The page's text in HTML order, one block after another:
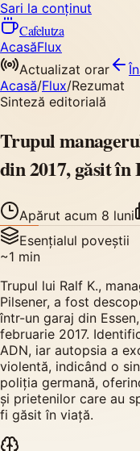
Sari la conținut
Cafelutza
AcasăFlux
Actualizat orar
Acasă/Flux/Rezumat
Sinteză editorială
Trupul
din 2017, găsit în
Apărut acum 8 luni
Esențialul poveștii
~1 min
Trupul lui Ralf K.,
Pilsener, a fost
într-un garaj din
februarie 2017.
ADN, iar autopsia a
violentă, indicând o
poliția germană,
și prietenilor care au
fi găsit în viață.